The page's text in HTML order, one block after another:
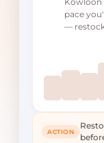
pace
—
ACTION